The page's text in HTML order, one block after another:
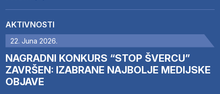
AKTIVNOSTI
22. Juna 2026.
NAGRADNI KONKURS “STOP ŠVERCU”
ZAVRŠEN: IZABRANE NAJBOLJE MEDIJSKE
OBJAVE